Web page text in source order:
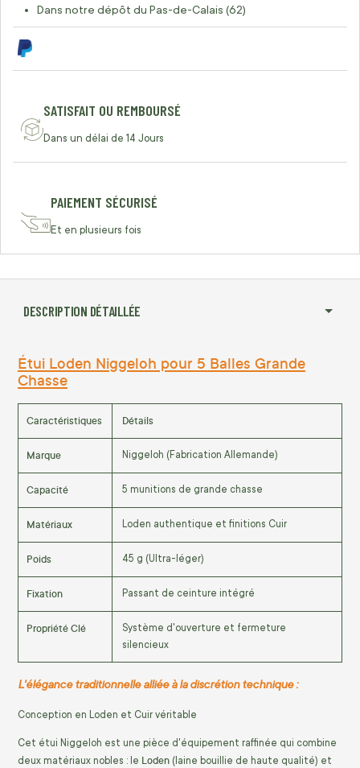
Dans notre dépôt du Pas-de-Calais (62)
SATISFAIT OU REMBOURSÉ
Dans un délai de 14 Jours
PAIEMENT SÉCURISÉ
Et en plusieurs fois
DESCRIPTION DÉTAILLÉE
Étui Loden Niggeloh pour 5 Balles Grande
Chasse
Caractéristiques Détails
Marque Niggeloh (Fabrication Allemande)
Capacité 5 munitions de grande chasse
Matériaux Loden authentique et finitions Cuir
Poids 45 g (Ultra-léger)
Fixation Passant de ceinture intégré
Propriété Clé
Système d'ouverture et fermeture
silencieux
L'élégance traditionnelle alliée à la discrétion technique :
Conception en Loden et Cuir véritable
Cet étui Niggeloh est une pièce d'équipement raffinée qui combine
deux matériaux nobles : le Loden (laine bouillie de haute qualité) et